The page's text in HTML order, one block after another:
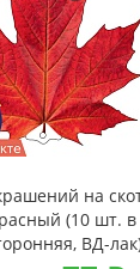
на
(10 шт. в
ВД-